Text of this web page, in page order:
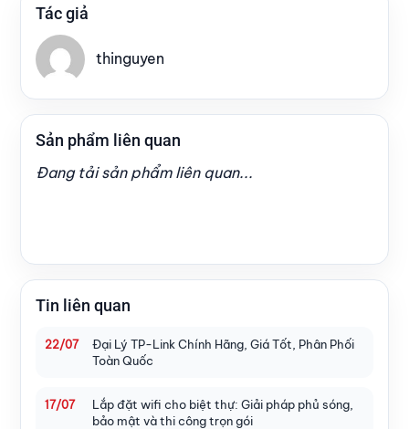
Tác giả
thinguyen
Sản phẩm liên quan
Đang tải sản phẩm liên quan...
Tin liên quan
22/07
Đại Lý TP-Link Chính Hãng, Giá Tốt, Phân Phối
Toàn Quốc
17/07
Lắp đặt wifi cho biệt thự: Giải pháp phủ sóng,
bảo mật và thi công trọn gói